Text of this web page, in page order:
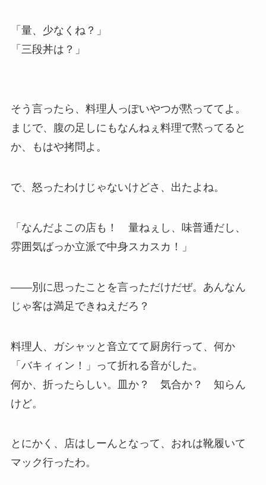
「量、少なくね？」
「三段丼は？」
そう言ったら、料理人っぽいやつが黙っててよ。
まじで、腹の足しにもなんねぇ料理で黙ってると
か、もはや拷問よ。
で、怒ったわけじゃないけどさ、出たよね。
「なんだよこの店も！ 量ねぇし、味普通だし、
雰囲気ばっか立派で中身スカスカ！」
——別に思ったことを言っただけだぜ。あんなん
じゃ客は満足できねえだろ？
料理人、ガシャッと音立てて厨房行って、何か
「バキィィン！」って折れる音がした。
何か、折ったらしい。皿か？ 気合か？ 知らん
けど。
とにかく、店はしーんとなって、おれは靴履いて
マック行ったわ。